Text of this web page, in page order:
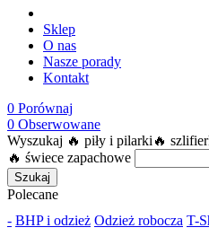
Sklep
O nas
Nasze porady
Kontakt
0 Porównaj
0 Obserwowane
Wyszukaj 🔥 piły i pilarki 🔥
🔥 świece zapachowe
Szukaj
Polecane
- BHP i odzież Odzież robocza T-